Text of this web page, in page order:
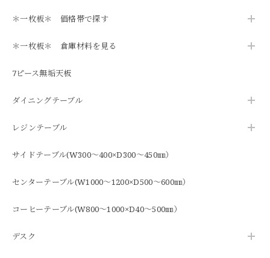
＊一枚板＊ 価格帯で探す
＊一枚板＊ 倉庫材料を見る
7ピース無垢天板
ダイニングテーブル
レジンテーブル
サイドテーブル(W300～400×D300～450㎜）
センターテーブル(W1000～1200×D500～600㎜）
コーヒーテーブル(W800～1000×D40～500㎜）
デスク